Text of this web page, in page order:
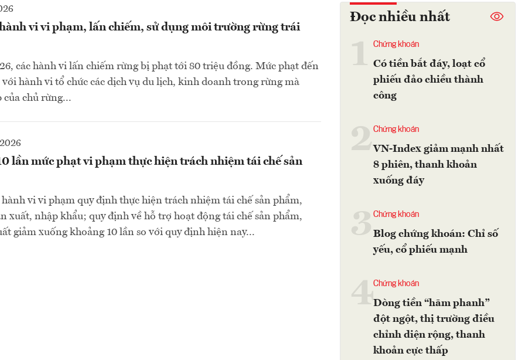
vi vi phạm, lấn chiếm, sử dụng môi trường rừng trái
các hành vi lấn chiếm rừng bị phạt tới 80 triệu đồng. Mức phạt đến
hành vi tổ chức các dịch vụ du lịch, kinh doanh trong rừng mà
của chủ rừng...
lần mức phạt vi phạm thực hiện trách nhiệm tái chế sản
vi vi phạm quy định thực hiện trách nhiệm tái chế sản phẩm,
xuất, nhập khẩu; quy định về hỗ trợ hoạt động tái chế sản phẩm,
giảm xuống khoảng 10 lần so với quy định hiện nay...
Đọc nhiều nhất
Chứng khoán
Có tiền bắt đáy, loạt cổ
phiếu đảo chiều thành
công
2Chứng khoán
VN-Index giảm mạnh nhất
8 phiên, thanh khoản
xuống đáy
Chứng khoán
Blog chứng khoán: Chỉ số
yếu, cổ phiếu mạnh
4Chứng khoán
Dòng tiền “hãm phanh”
đột ngột, thị trường điều
chỉnh diện rộng, thanh
khoản cực thấp